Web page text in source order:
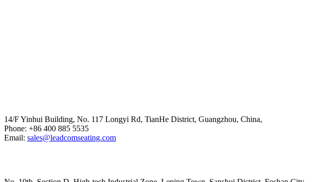
14/F Yinhui Building, No. 117 Longyi Rd, TianHe District, Guangzhou, China,
Phone: +86 400 885 5535
Email: sales@leadcomseating.com